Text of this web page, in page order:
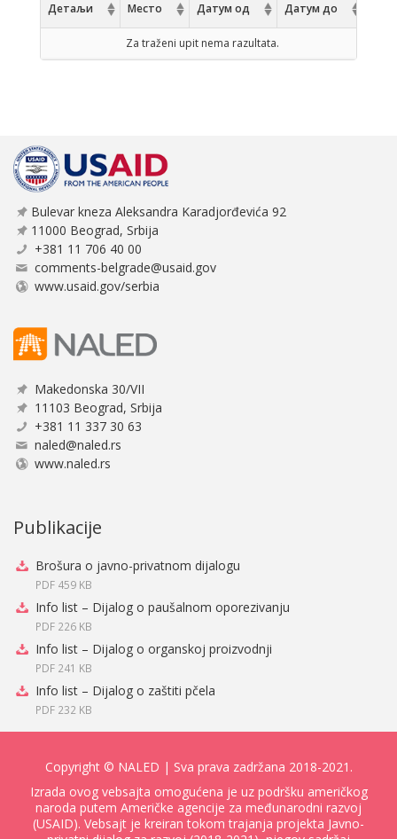
Детаљи Место Датум од Датум до
Za traženi upit nema razultata.
Bulevar kneza Aleksandra Karadjorđevića 92
11000 Beograd, Srbija
+381 11 706 40 00
comments-belgrade@usaid.gov
www.usaid.gov/serbia
Makedonska 30/VII
11103 Beograd, Srbija
+381 11 337 30 63
naled@naled.rs
www.naled.rs
Publikacije
Brošura o javno-privatnom dijalogu
PDF 459 KB
Info list – Dijalog o paušalnom oporezivanju
PDF 226 KB
Info list – Dijalog o organskoj proizvodnji
PDF 241 KB
Info list – Dijalog o zaštiti pčela
PDF 232 KB
Copyright © NALED | Sva prava zadržana 2018-2021.
Izrada ovog vebsajta omogućena je uz podršku američkog
naroda putem Američke agencije za međunarodni razvoj
(USAID). Vebsajt je kreiran tokom trajanja projekta Javno-